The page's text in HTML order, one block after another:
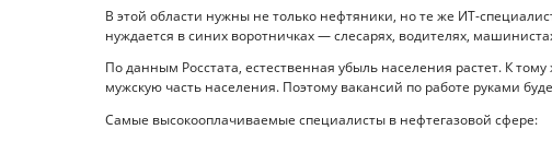
В этой области нужны не только нефтяники, но те же ИТ-
нуждается в синих воротничках — слесарях, водителях,
По данным Росстата, естественная убыль населения растет. К
мужскую часть населения. Поэтому вакансий по работе руками
Самые высокооплачиваемые специалисты в нефтегазовой сфере: